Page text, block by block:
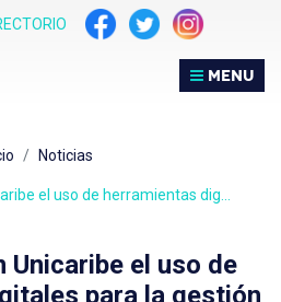
MENU
Noticias
el uso de herramientas dig…
Unicaribe el uso de
para la gestión